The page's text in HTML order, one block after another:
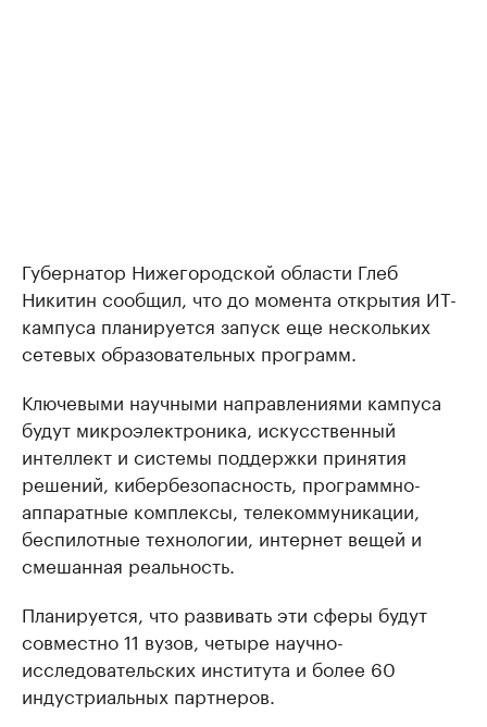
Губернатор Нижегородской области Глеб
Никитин сообщил, что до момента открытия ИТ-
кампуса планируется запуск еще нескольких
сетевых образовательных программ.
Ключевыми научными направлениями кампуса
будут микроэлектроника, искусственный
интеллект и системы поддержки принятия
решений, кибербезопасность, программно-
аппаратные комплексы, телекоммуникации,
беспилотные технологии, интернет вещей и
смешанная реальность.
Планируется, что развивать эти сферы будут
совместно 11 вузов, четыре научно-
исследовательских института и более 60
индустриальных партнеров.